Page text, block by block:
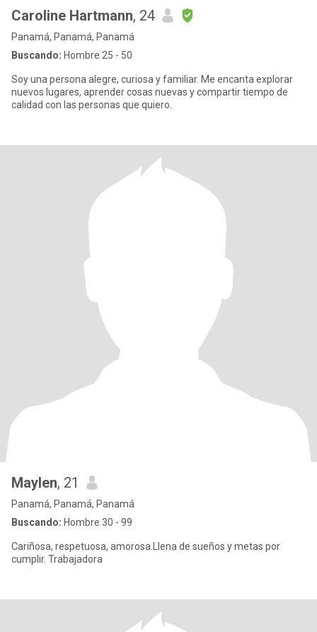
Caroline Hartmann, 24
Panamá, Panamá, Panamá
Buscando: Hombre 25 - 50
Soy una persona alegre, curiosa y familiar. Me encanta explorar
nuevos lugares, aprender cosas nuevas y compartir tiempo de
calidad con las personas que quiero.
Maylen, 21
Panamá, Panamá, Panamá
Buscando: Hombre 30 - 99
Cariñosa, respetuosa, amorosa.Llena de sueños y metas por
cumplir. Trabajadora